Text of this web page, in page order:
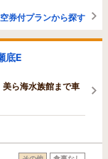
券付プランから探す
底E
ら海水族館まで車